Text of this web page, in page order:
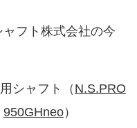
フト株式会社の今
シャフト（ N.S.PRO
950GHneo）